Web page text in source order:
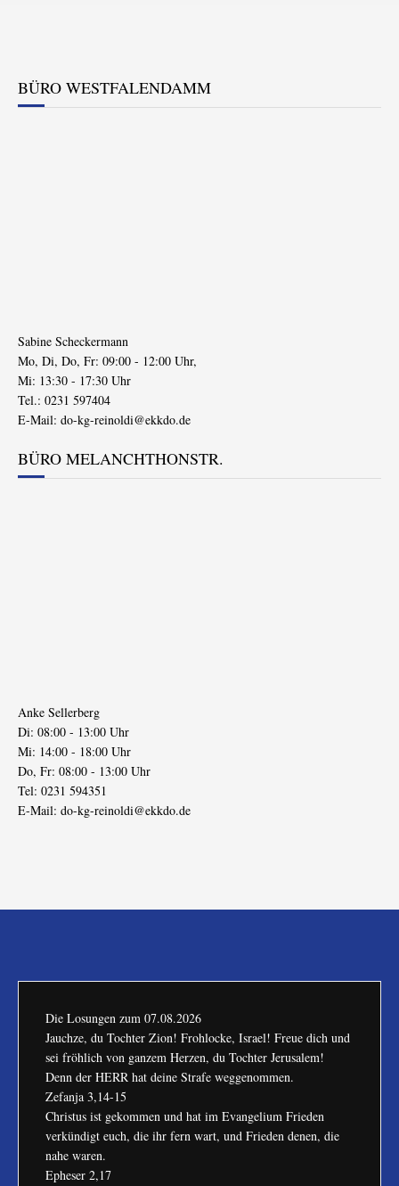
BÜRO WESTFALENDAMM
Sabine Scheckermann
Mo, Di, Do, Fr: 09:00 - 12:00 Uhr,
Mi: 13:30 - 17:30 Uhr
Tel.: 0231 597404
E-Mail: do-kg-reinoldi@ekkdo.de
BÜRO MELANCHTHONSTR.
Anke Sellerberg
Di: 08:00 - 13:00 Uhr
Mi: 14:00 - 18:00 Uhr
Do, Fr: 08:00 - 13:00 Uhr
Tel: 0231 594351
E-Mail: do-kg-reinoldi@ekkdo.de
Die Losungen zum 07.08.2026
Jauchze, du Tochter Zion! Frohlocke, Israel! Freue dich und
sei fröhlich von ganzem Herzen, du Tochter Jerusalem!
Denn der HERR hat deine Strafe weggenommen.
Zefanja 3,14-15
Christus ist gekommen und hat im Evangelium Frieden
verkündigt euch, die ihr fern wart, und Frieden denen, die
nahe waren.
Epheser 2,17